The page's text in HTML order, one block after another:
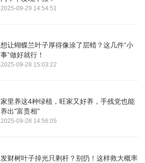
2025-09-29 14:54:51
想让蝴蝶兰叶子厚得像涂了层蜡？这几件“小
事”做好就行！
2025-09-28 15:03:22
家里养这4种绿植，旺家又好养，手残党也能
养出"富贵相"
2025-09-28 14:56:05
发财树叶子掉光只剩杆？别扔！这样救大概率